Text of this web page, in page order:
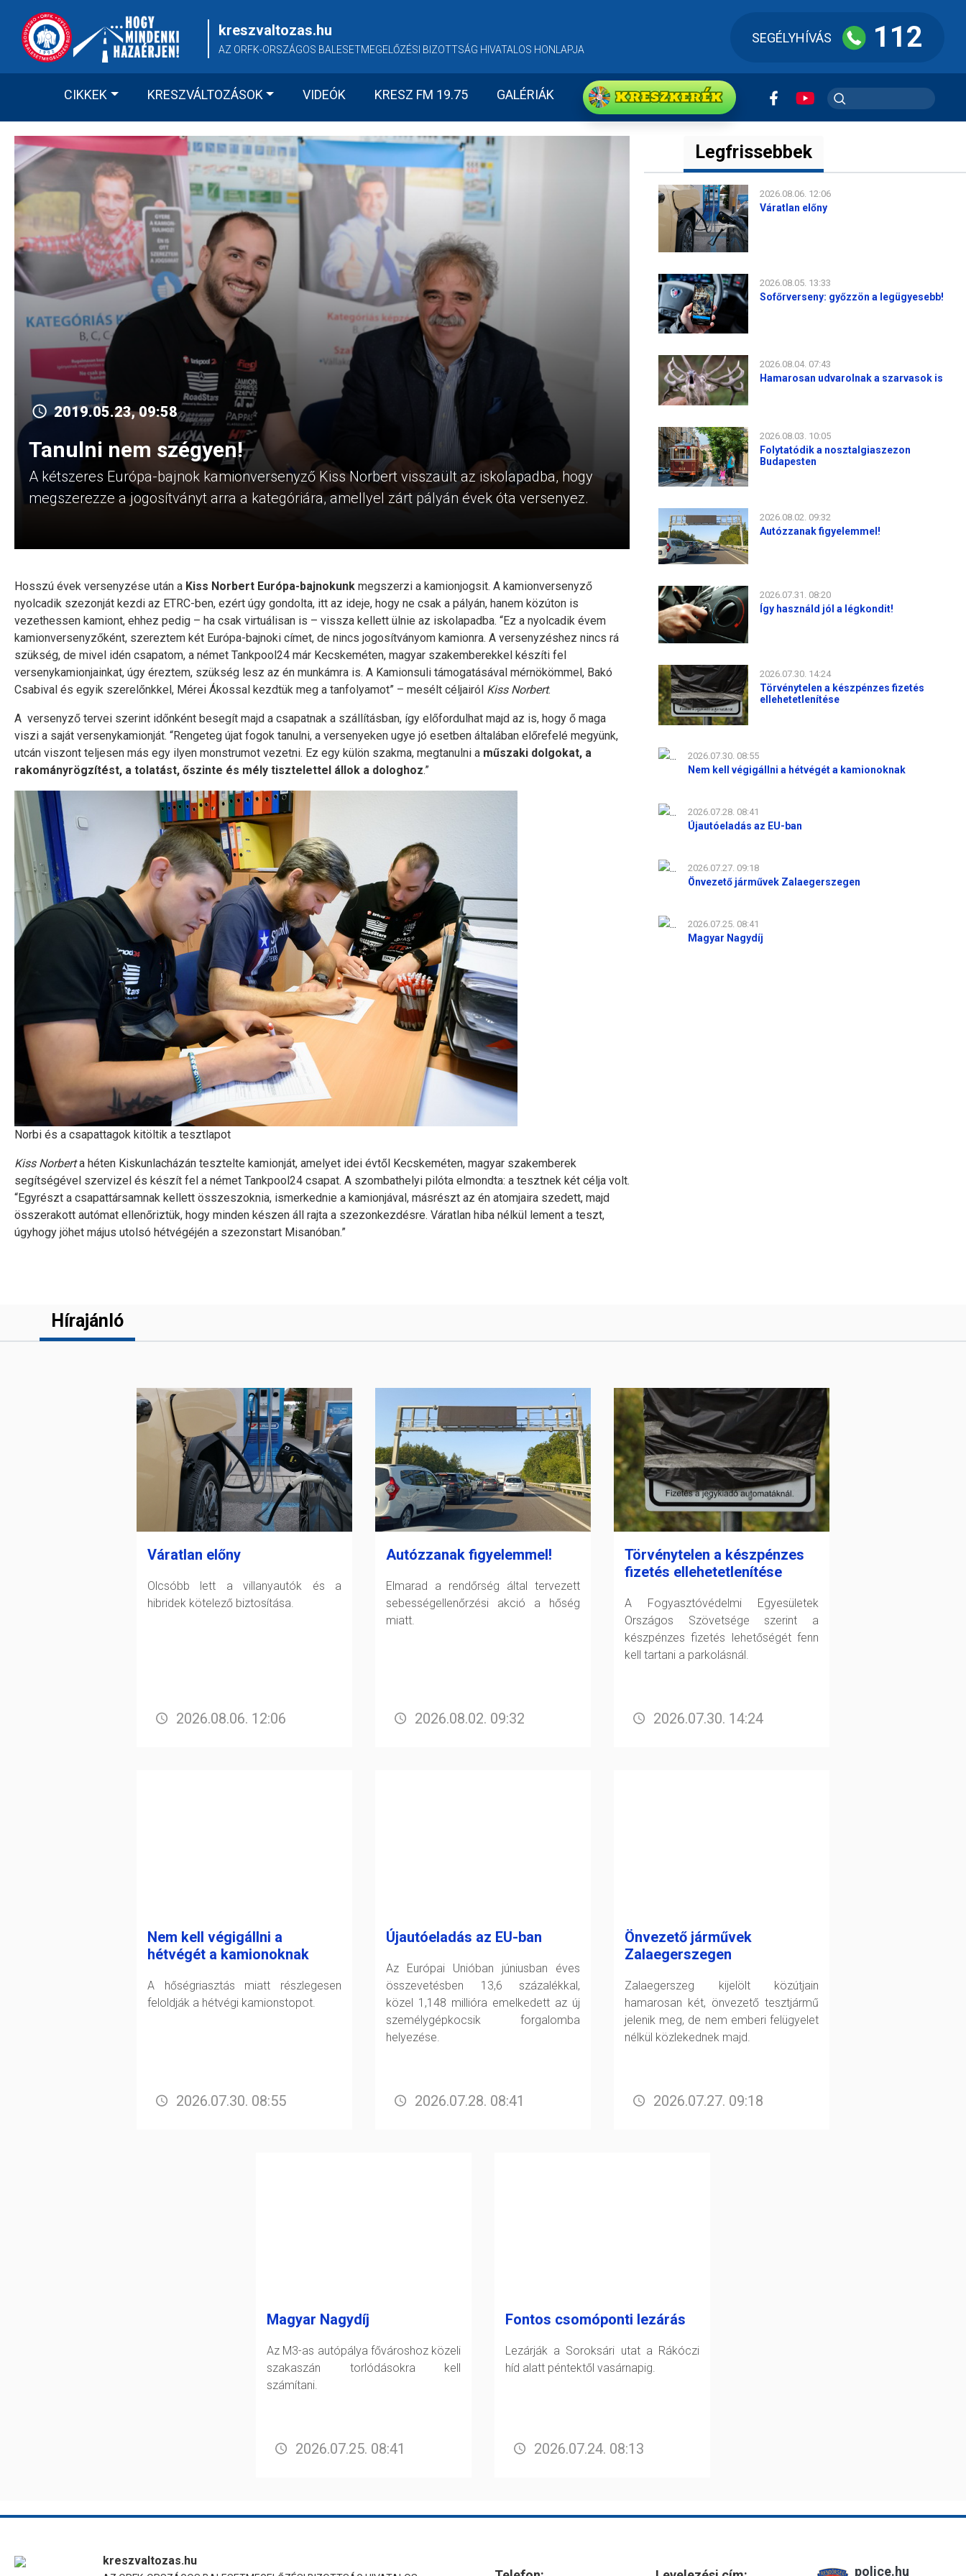
content
kreszvaltozas.hu
AZ ORFK-ORSZÁGOS BALESETMEGELŐZÉSI BIZOTTSÁG HIVATALOS HONLAPJA
SEGÉLYHÍVÁS 112
CIKKEK KRESZVÁLTOZÁSOK VIDEÓK KRESZ FM 19.75 GALÉRIÁK KRESZkerék
2019.05.23, 09:58
Tanulni nem szégyen!
A kétszeres Európa-bajnok kamionversenyző Kiss Norbert visszaült az iskolapadba, hogy
megszerezze a jogosítványt arra a kategóriára, amellyel zárt pályán évek óta versenyez.
Hosszú évek versenyzése után a Kiss Norbert Európa-bajnokunk megszerzi a kamionjogsit. A kamionversenyző
nyolcadik szezonját kezdi az ETRC-ben, ezért úgy gondolta, itt az ideje, hogy ne csak a pályán, hanem közúton is
vezethessen kamiont, ehhez pedig – ha csak virtuálisan is – vissza kellett ülnie az iskolapadba. “Ez a nyolcadik évem
kamionversenyzőként, szereztem két Európa-bajnoki címet, de nincs jogosítványom kamionra. A versenyzéshez nincs rá
szükség, de mivel idén csapatom, a német Tankpool24 már Kecskeméten, magyar szakemberekkel készíti fel
versenykamionjainkat, úgy éreztem, szükség lesz az én munkámra is. A Kamionsuli támogatásával mérnökömmel, Bakó
Csabival és egyik szerelőnkkel, Mérei Ákossal kezdtük meg a tanfolyamot” – mesélt céljairól Kiss Norbert.
A versenyző tervei szerint időnként besegít majd a csapatnak a szállításban, így előfordulhat majd az is, hogy ő maga
viszi a saját versenykamionját. “Rengeteg újat fogok tanulni, a versenyeken ugye jó esetben általában előrefelé megyünk,
utcán viszont teljesen más egy ilyen monstrumot vezetni. Ez egy külön szakma, megtanulni a műszaki dolgokat, a
rakományrögzítést, a tolatást, őszinte és mély tisztelettel állok a dologhoz.”
Norbi és a csapattagok kitöltik a tesztlapot
Kiss Norberta héten Kiskunlacházán tesztelte kamionját, amelyet idei évtől Kecskeméten, magyar szakemberek
segítségével szervizel és készít fel a német Tankpool24 csapat. A szombathelyi pilóta elmondta: a tesztnek két célja volt.
“Egyrészt a csapattársamnak kellett összeszoknia, ismerkednie a kamionjával, másrészt az én atomjaira szedett, majd
összerakott autómat ellenőriztük, hogy minden készen áll rajta a szezonkezdésre. Váratlan hiba nélkül lement a teszt,
úgyhogy jöhet május utolsó hétvégéjén a szezonstart Misanóban.”
Legfrissebbek
2026.08.06. 12:06
Váratlan előny
2026.08.05. 13:33
Sofőrverseny: győzzön a legügyesebb!
2026.08.04. 07:43
Hamarosan udvarolnak a szarvasok is
2026.08.03. 10:05
Folytatódik a nosztalgiaszezon
Budapesten
2026.08.02. 09:32
Autózzanak figyelemmel!
2026.07.31. 08:20
Így használd jól a légkondit!
2026.07.30. 14:24
Törvénytelen a készpénzes fizetés
ellehetetlenítése
2026.07.30. 08:55
Nem kell végigállni a hétvégét a kamionoknak
2026.07.28. 08:41
Újautóeladás az EU-ban
2026.07.27. 09:18
Önvezető járművek Zalaegerszegen
2026.07.25. 08:41
Magyar Nagydíj
Hírajánló
Váratlan előny
Olcsóbb lett a villanyautók és a
hibridek kötelező biztosítása.
2026.08.06. 12:06
Autózzanak figyelemmel!
Elmarad a rendőrség által tervezett
sebességellenőrzési akció a hőség
miatt.
2026.08.02. 09:32
Törvénytelen a készpénzes
fizetés ellehetetlenítése
A Fogyasztóvédelmi Egyesületek
Országos Szövetsége szerint a
készpénzes fizetés lehetőségét fenn
kell tartani a parkolásnál.
2026.07.30. 14:24
Nem kell végigállni a
hétvégét a kamionoknak
A hőségriasztás miatt részlegesen
feloldják a hétvégi kamionstopot.
2026.07.30. 08:55
Újautóeladás az EU-ban
Az Európai Unióban júniusban éves
összevetésben 13,6 százalékkal,
közel 1,148 millióra emelkedett az új
személygépkocsik forgalomba
helyezése.
2026.07.28. 08:41
Önvezető járművek
Zalaegerszegen
Zalaegerszeg kijelölt közútjain
hamarosan két, önvezető tesztjármű
jelenik meg, de nem emberi felügyelet
nélkül közlekednek majd.
2026.07.27. 09:18
Magyar Nagydíj
Az M3-as autópálya fővároshoz közeli
szakaszán torlódásokra kell
számítani.
2026.07.25. 08:41
Fontos csomóponti lezárás
Lezárják a Soroksári utat a Rákóczi
híd alatt péntektől vasárnapig.
2026.07.24. 08:13
kreszvaltozas.hu
police.hu